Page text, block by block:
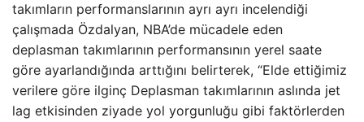
takımların performanslarının ayrı ayrı incelendiği
çalışmada Özdalyan, NBA’de mücadele eden
deplasman takımlarının performansının yerel saate
göre ayarlandığında arttığını belirterek, “Elde ettiğimiz
verilere göre ilginç Deplasman takımlarının aslında jet
lag etkisinden ziyade yol yorgunluğu gibi faktörlerden